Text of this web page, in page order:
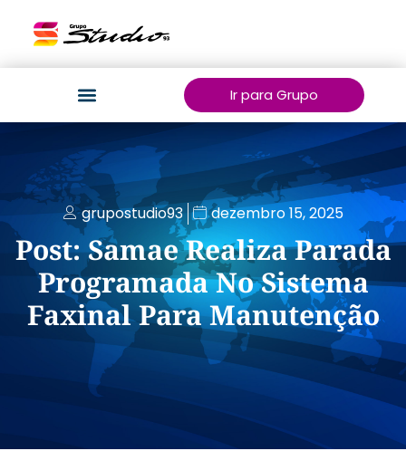
Ir para Grupo
grupostudio93 dezembro 15, 2025
Post: Samae Realiza Parada
Programada No Sistema
Faxinal Para Manutenção